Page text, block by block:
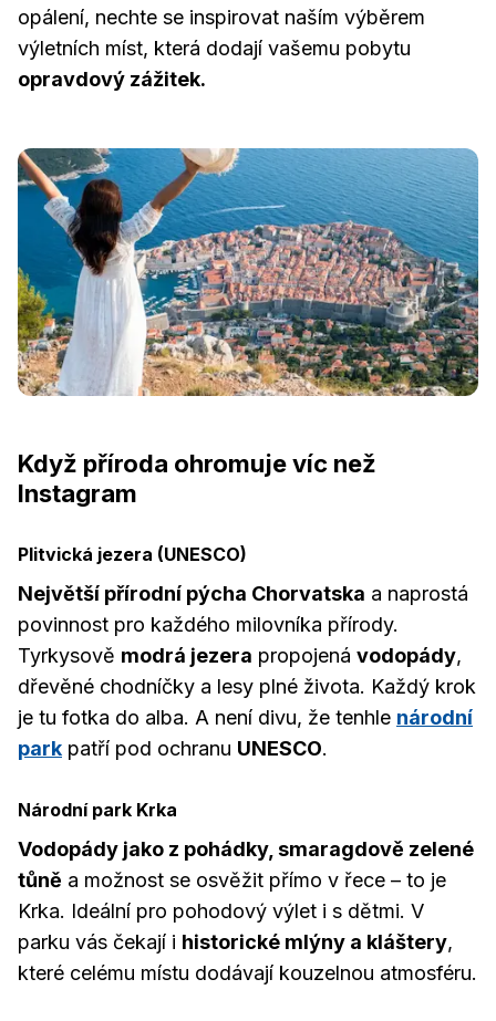
opálení, nechte se inspirovat naším výběrem
výletních míst, která dodají vašemu pobytu
opravdový zážitek.
Když příroda ohromuje víc než
Instagram
Plitvická jezera (UNESCO)
Největší přírodní pýcha Chorvatska a naprostá
povinnost pro každého milovníka přírody.
Tyrkysově modrá jezera propojená vodopády,
dřevěné chodníčky a lesy plné života. Každý krok
je tu fotka do alba. A není divu, že tenhle národní
park patří pod ochranu UNESCO.
Národní park Krka
Vodopády jako z pohádky, smaragdově zelené
tůně a možnost se osvěžit přímo v řece – to je
Krka. Ideální pro pohodový výlet i s dětmi. V
parku vás čekají i historické mlýny a kláštery,
které celému místu dodávají kouzelnou atmosféru.